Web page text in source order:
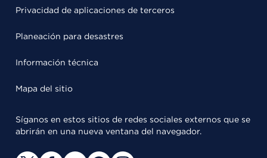
Privacidad de aplicaciones de terceros
Planeación para desastres
Información técnica
Mapa del sitio
Síganos en estos sitios de redes sociales externos que se
abrirán en una nueva ventana del navegador.